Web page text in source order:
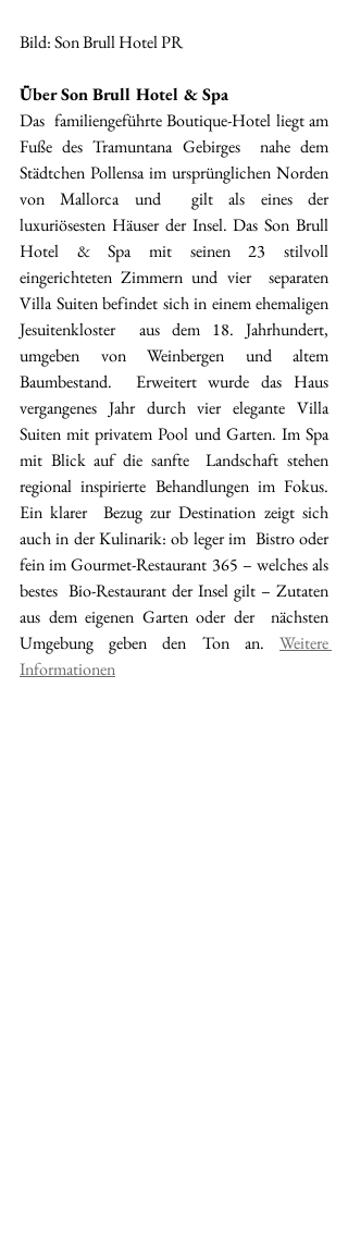
Bild: Son Brull Hotel PR
Über Son Brull Hotel & Spa
Das  familiengeführte Boutique-Hotel liegt am
Fuße des Tramuntana Gebirges  nahe dem
Städtchen Pollensa im ursprünglichen Norden
von Mallorca und  gilt als eines der
luxuriösesten Häuser der Insel. Das Son Brull
Hotel & Spa mit seinen 23 stilvoll
eingerichteten Zimmern und vier  separaten
Villa Suiten befindet sich in einem ehemaligen
Jesuitenkloster  aus dem 18. Jahrhundert,
umgeben von Weinbergen und altem
Baumbestand.  Erweitert wurde das Haus
vergangenes Jahr durch vier elegante Villa
Suiten mit privatem Pool und Garten. Im Spa
mit Blick auf die sanfte  Landschaft stehen
regional inspirierte Behandlungen im Fokus.
Ein klarer  Bezug zur Destination zeigt sich
auch in der Kulinarik: ob leger im  Bistro oder
fein im Gourmet-Restaurant 365 – welches als
bestes  Bio-Restaurant der Insel gilt – Zutaten
aus dem eigenen Garten oder der  nächsten
Umgebung geben den Ton an. Weitere
Informationen